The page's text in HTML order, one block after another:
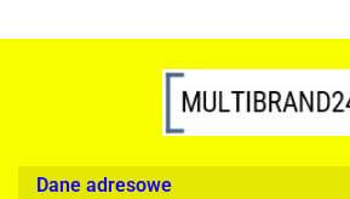
Dane adresowe